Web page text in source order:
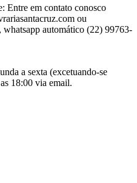
Entre em contato conosco
ou
automático (22) 99763-
a sexta (excetuando-se
18:00 via email.